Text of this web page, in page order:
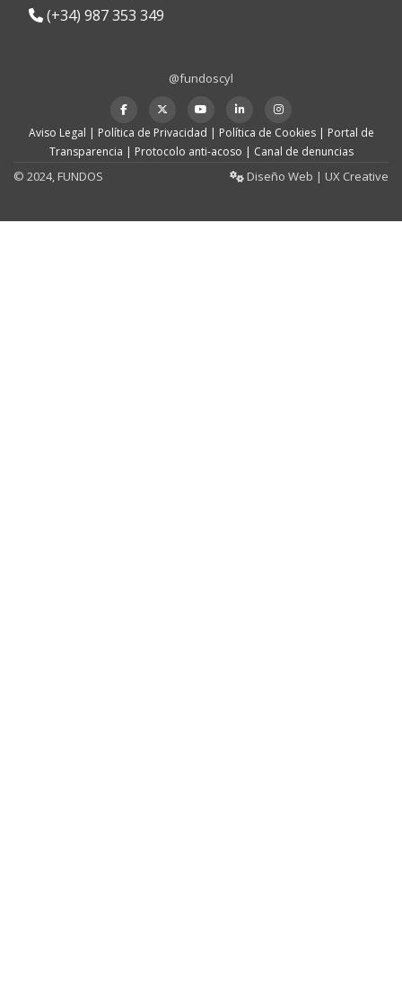
(+34) 987 353 349
@fundoscyl
secundario
fa-
fa-
fa-
x-
fa-
play
fa-
fa-
Aviso Legal | Política de Privacidad | Política de Cookies| Portal de
Transparencia | Protocolo anti-acoso | Canal de denuncias
© 2024, FUNDOS Diseño Web | UX Creative